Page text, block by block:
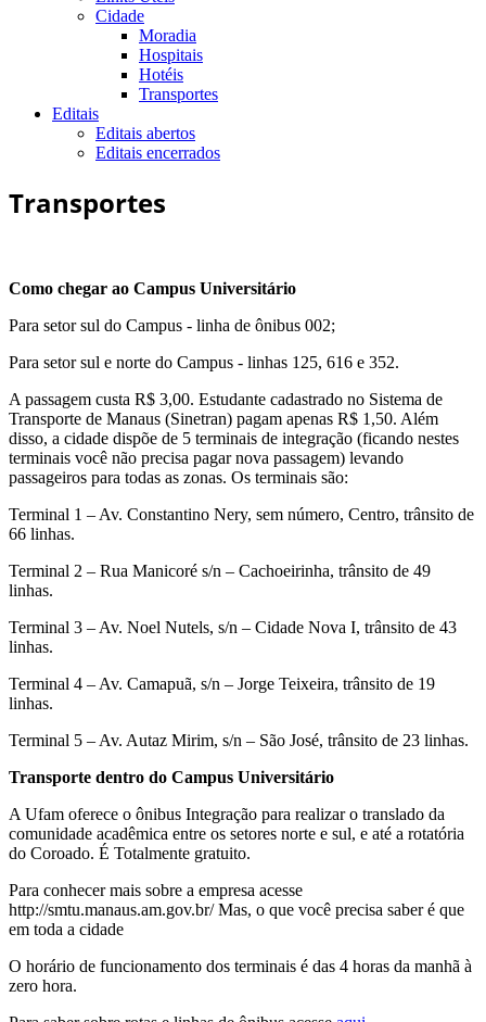
Cidade
Moradia
Hospitais
Hotéis
Transportes
Editais
Editais abertos
Editais encerrados
Transportes
Como chegar ao Campus Universitário
Para setor sul do Campus - linha de ônibus 002;
Para setor sul e norte do Campus - linhas 125, 616 e 352.
A passagem custa R$ 3,00. Estudante cadastrado no Sistema de
Transporte de Manaus (Sinetran) pagam apenas R$ 1,50. Além
disso, a cidade dispõe de 5 terminais de integração (ficando nestes
terminais você não precisa pagar nova passagem) levando
passageiros para todas as zonas. Os terminais são:
Terminal 1 – Av. Constantino Nery, sem número, Centro, trânsito de
66 linhas.
Terminal 2 – Rua Manicoré s/n – Cachoeirinha, trânsito de 49
linhas.
Terminal 3 – Av. Noel Nutels, s/n – Cidade Nova I, trânsito de 43
linhas.
Terminal 4 – Av. Camapuã, s/n – Jorge Teixeira, trânsito de 19
linhas.
Terminal 5 – Av. Autaz Mirim, s/n – São José, trânsito de 23 linhas.
Transporte dentro do Campus Universitário
A Ufam oferece o ônibus Integração para realizar o translado da
comunidade acadêmica entre os setores norte e sul, e até a rotatória
do Coroado. É Totalmente gratuito.
Para conhecer mais sobre a empresa acesse
http://smtu.manaus.am.gov.br/ Mas, o que você precisa saber é que
em toda a cidade
O horário de funcionamento dos terminais é das 4 horas da manhã à
zero hora.